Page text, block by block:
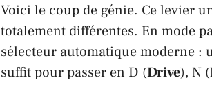
Voici le coup de génie. Ce levier
totalement différentes. En mode
sélecteur automatique moderne :
suffit pour passer en D (Drive), N (